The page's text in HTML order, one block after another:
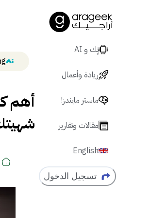
تٍك و AI
ريادة وأعمال
ماستر مايندز!
مقالات وتقارير
English
تسجيل الدخول
أهم